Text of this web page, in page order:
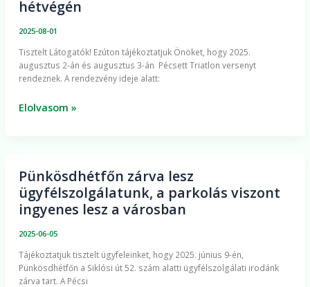
hétvégén
2025-08-01
​Tisztelt Látogatók! Ezúton tájékoztatjuk Önöket, hogy 2025.
augusztus 2-án és augusztus 3-án Pécsett Triatlon versenyt
rendeznek. A rendezvény ideje alatt:
lezárások
úton
hétvégén
Elolvasom »
Pünkösdhétfőn zárva lesz
ügyfélszolgálatunk, a parkolás viszont
ingyenes lesz a városban
2025-06-05
Tájékoztatjuk tisztelt ügyfeleinket, hogy 2025. június 9-én,
Pünkösdhétfőn a Siklósi út 52. szám alatti ügyfélszolgálati irodánk
zárva tart. A Pécsi
Pünkösdhétfőn
zárva
lesz
parkolás
viszont